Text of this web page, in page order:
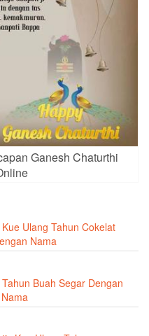
Ganesh Chaturthi
Ulang Tahun Cokelat
Nama
Buah Segar Dengan